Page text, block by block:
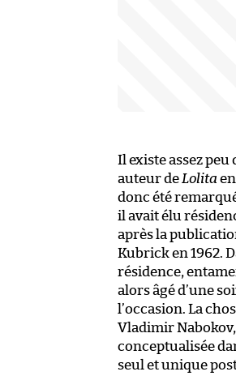
Il existe assez
auteur de Lolita
donc été
il avait élu
après la
Kubrick en 1962.
résidence,
alors âgé d’une
l’occasion. La
Vladimir
conceptualisée
seul et unique